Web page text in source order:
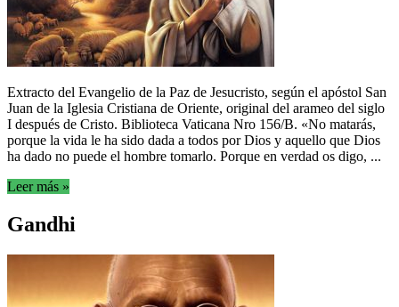
Extracto del Evangelio de la Paz de Jesucristo, según el apóstol San
Juan de la Iglesia Cristiana de Oriente, original del arameo del siglo
I después de Cristo. Biblioteca Vaticana Nro 156/B. «No matarás,
porque la vida le ha sido dada a todos por Dios y aquello que Dios
ha dado no puede el hombre tomarlo. Porque en verdad os digo, ...
Leer más »
Gandhi